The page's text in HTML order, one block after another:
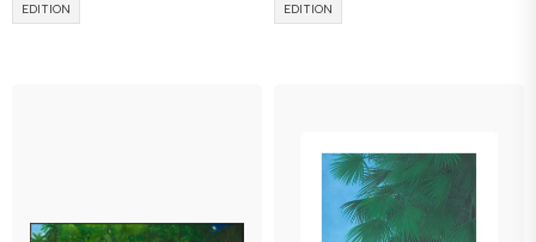
EDITION EDITION